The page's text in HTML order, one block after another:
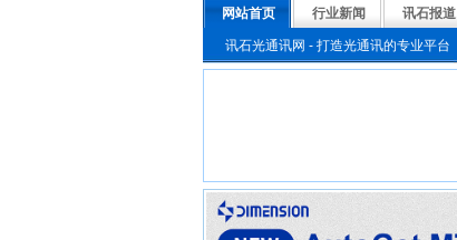
网站首页 行业新闻 讯石报道
讯石光通讯网 - 打造光通讯的专业平台